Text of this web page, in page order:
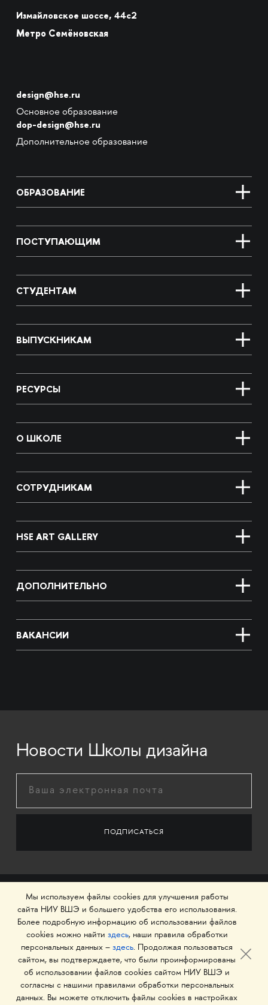
Измайловское шоссе, 44с2
Метро Семёновская
design@hse.ru
Основное образование
dop-design@hse.ru
Дополнительное образование
ОБРАЗОВАНИЕ
ПОСТУПАЮЩИМ
СТУДЕНТАМ
ВЫПУСКНИКАМ
РЕСУРСЫ
О ШКОЛЕ
СОТРУДНИКАМ
HSE ART GALLERY
ДОПОЛНИТЕЛЬНО
ВАКАНСИИ
Новости Школы дизайна
© 1993–2026 Национальный исследовательский
университет «Высшая школа экономики»
Мы используем файлы cookies для улучшения работы
сайта НИУ ВШЭ и большего удобства его использования.
Более подробную информацию об использовании файлов
cookies можно найти здесь, наши правила обработки
персональных данных – здесь. Продолжая пользоваться
сайтом, вы подтверждаете, что были проинформированы
об использовании файлов cookies сайтом НИУ ВШЭ и
согласны с нашими правилами обработки персональных
данных. Вы можете отключить файлы cookies в настройках